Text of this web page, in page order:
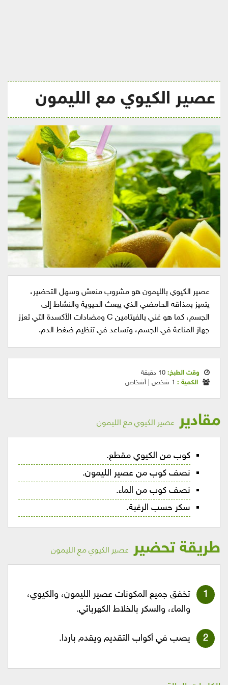
عصير الكيوي مع الليمون
عصير الكيوي بالليمون هو مشروب منعش وسهل التحضير،
يتميز بمذاقه الحامضي الذي يبعث الحيوية والنشاط إلى
الجسم، كما هو غني بالفيتامين C ومضادات الأكسدة التي تعزز
جهاز المناعة في الجسم، وتساعد في تنظيم ضغط الدم.
وقت الطبخ: 10 دقيقة
الكمية : 1 شخص | أشخاص
مقادير عصير الكيوي مع الليمون
كوب من الكيوي مقطع.
نصف كوب من عصير الليمون.
نصف كوب من الماء.
سكر حسب الرغبة.
طريقة تحضير عصير الكيوي مع الليمون
تخفق جميع المكونات عصير الليمون، والكيوي،
والماء، والسكر بالخلاط الكهربائي.
يصب في أكواب التقديم ويقدم باردا.